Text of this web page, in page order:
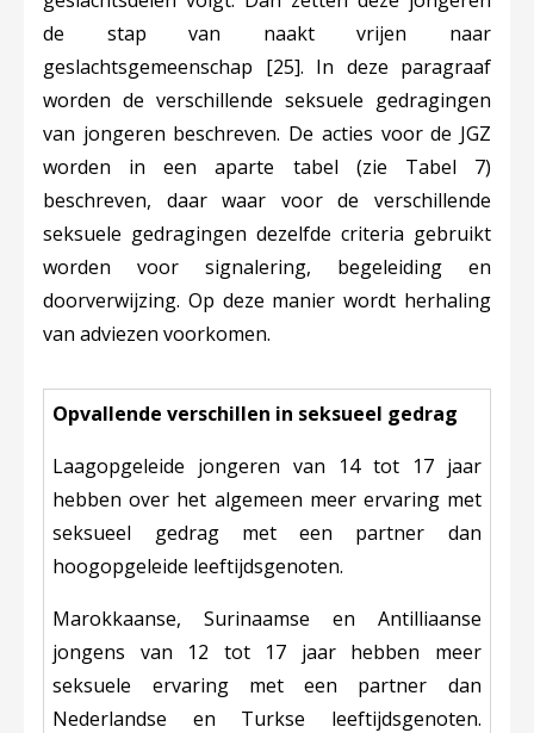
de stap van naakt vrijen naar
geslachtsgemeenschap [25]. In deze paragraaf
worden de verschillende seksuele gedragingen
van jongeren beschreven. De acties voor de JGZ
worden in een aparte tabel (zie Tabel 7)
beschreven, daar waar voor de verschillende
seksuele gedragingen dezelfde criteria gebruikt
worden voor signalering, begeleiding en
doorverwijzing. Op deze manier wordt herhaling
van adviezen voorkomen.
Opvallende verschillen in seksueel gedrag
Laagopgeleide jongeren van 14 tot 17 jaar
hebben over het algemeen meer ervaring met
seksueel gedrag met een partner dan
hoogopgeleide leeftijdsgenoten.
Marokkaanse, Surinaamse en Antilliaanse
jongens van 12 tot 17 jaar hebben meer
seksuele ervaring met een partner dan
Nederlandse en Turkse leeftijdsgenoten.